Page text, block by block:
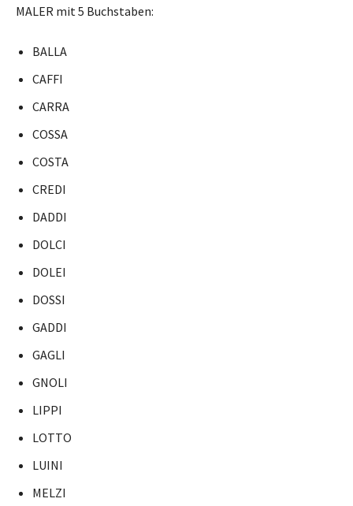
MALER mit 5 Buchstaben:
BALLA
CAFFI
CARRA
COSSA
COSTA
CREDI
DADDI
DOLCI
DOLEI
DOSSI
GADDI
GAGLI
GNOLI
LIPPI
LOTTO
LUINI
MELZI